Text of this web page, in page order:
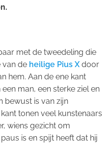
met de tweedeling die
van de heilige Pius X door
hem. Aan de ene kant
man, een sterke ziel en
bewust is van zijn
tonen veel kunstenaars
wiens gezicht om
is en spijt heeft dat hij